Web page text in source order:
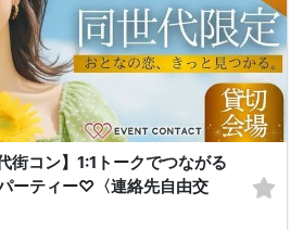
街コン】1:1トークでつながる
ーティー♡〈連絡先自由交